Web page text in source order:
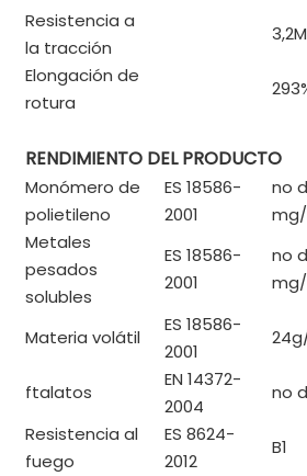
Resistencia a
la tracción
Elongación de
rotura
RENDIMIENTO DEL PRODUCTO
Monómero de
polietileno
ES 18586-
2001
no
Metales
pesados ​​
solubles
ES 18586-
2001
no
mg/
Materia volátil
ES 18586-
2001
ftalatos
EN 14372-
2004
no
Resistencia al
fuego
ES 8624-
2012
B1